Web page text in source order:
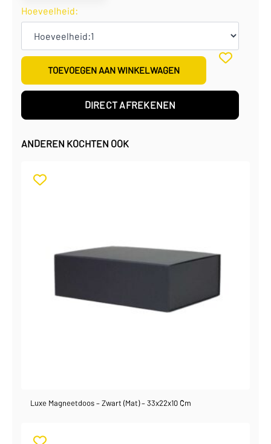
Hoeveelheid:
TOEVOEGEN AAN WINKELWAGEN
DIRECT AFREKENEN
ANDEREN KOCHTEN OOK
Luxe Magneetdoos – Zwart (mat) – 33x22x10 Cm